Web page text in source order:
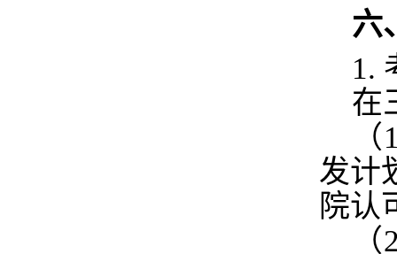
六
1.
在
（
发计
院认
（